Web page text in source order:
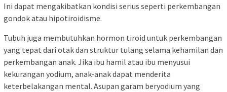
Ini dapat mengakibatkan kondisi serius seperti perkembangan
gondok atau hipotiroidisme.
Tubuh juga membutuhkan hormon tiroid untuk perkembangan
yang tepat dari otak dan struktur tulang selama kehamilan dan
perkembangan anak. Jika ibu hamil atau ibu menyusui
kekurangan yodium, anak-anak dapat menderita
keterbelakangan mental. Asupan garam beryodium yang